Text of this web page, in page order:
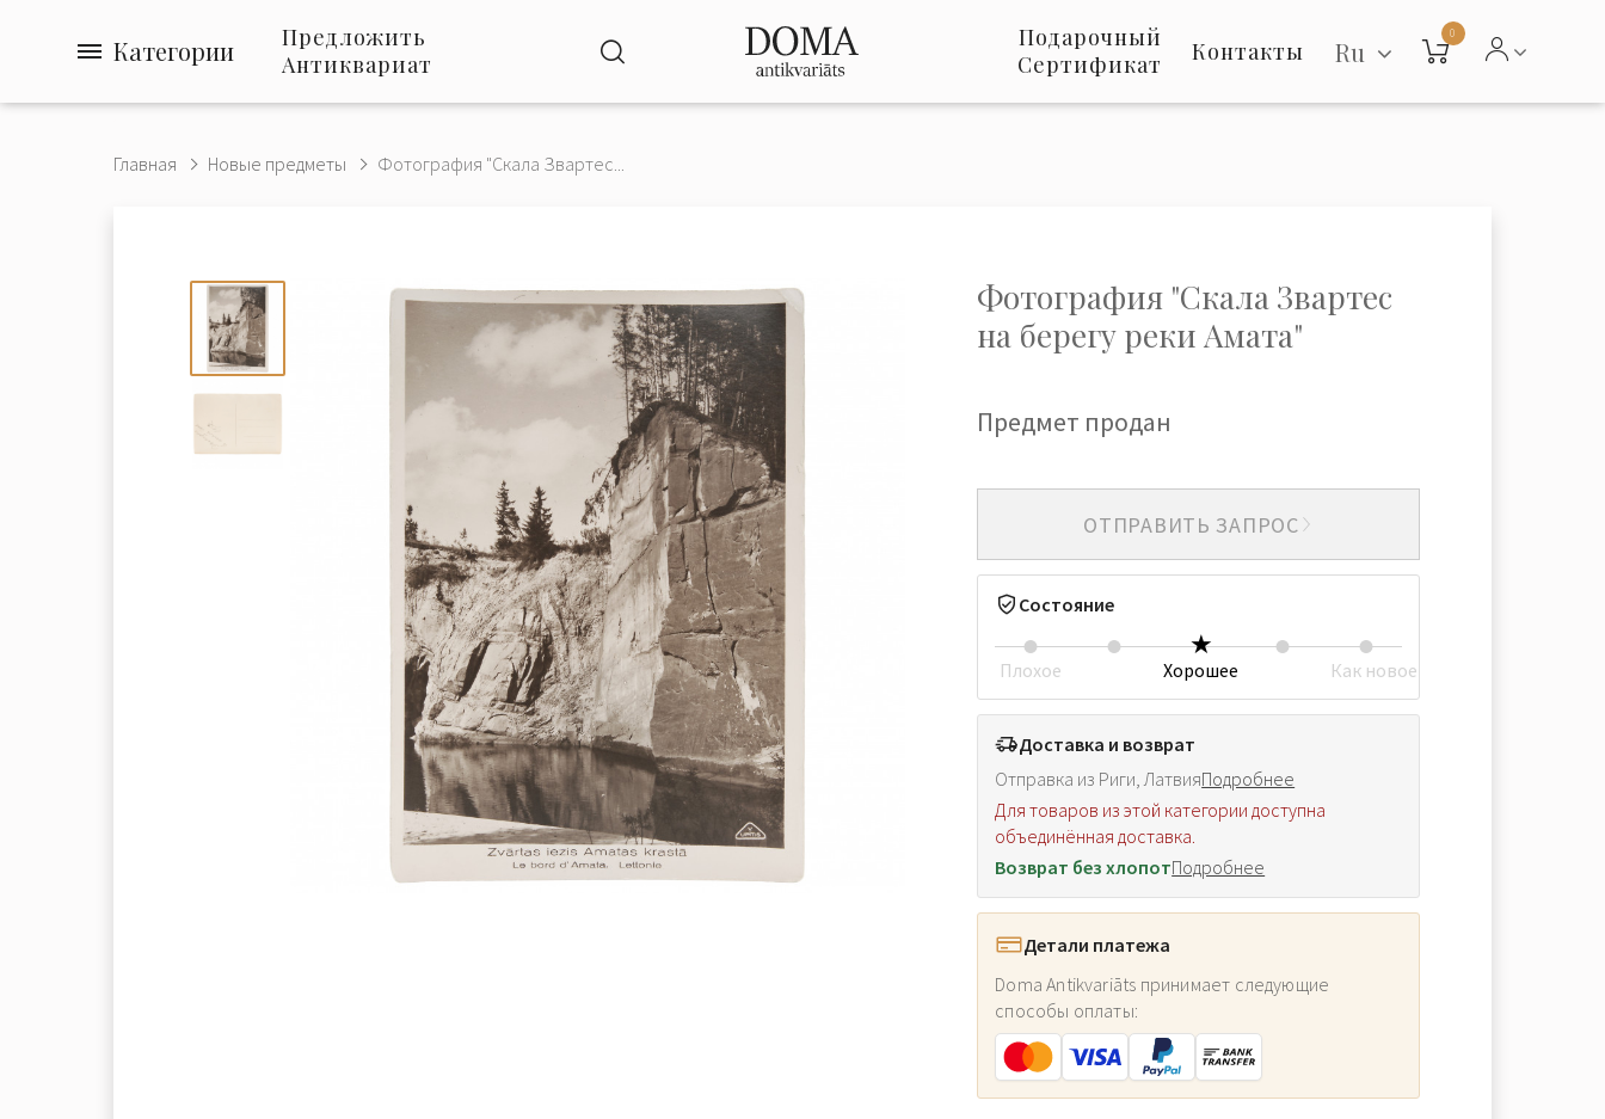
Категории
Предложить
Антиквариат
Подарочный
Сертификат
Контакты Ru
0
Главная Новые предметы Фотография "Cкала Звартес...
Фотография "Cкала Звартес
на берегу реки Амата"
Предмет продан
ОТПРАВИТЬ ЗАПРОС
Состояние
Плохое Хорошее Как новое
Доставка и возврат
Отправка из Риги, ЛатвияПодробнее
Для товаров из этой категории доступна
объединённая доставка.
Возврат без хлопотПодробнее
Детали платежа
Doma Antikvariāts принимает следующие
способы оплаты: